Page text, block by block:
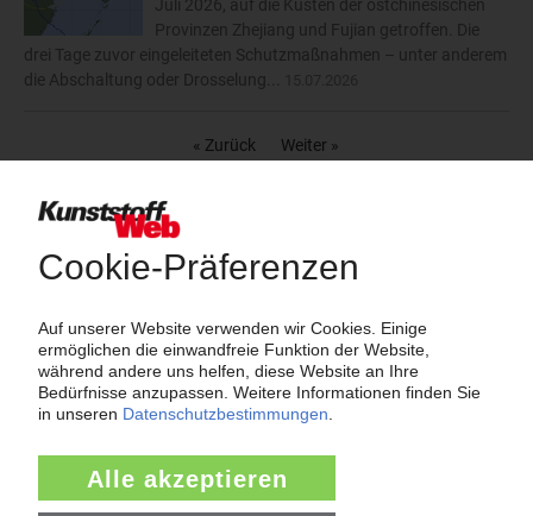
Juli 2026, auf die Küsten der ostchinesischen
Provinzen Zhejiang und Fujian getroffen. Die
drei Tage zuvor eingeleiteten Schutzmaßnahmen – unter anderem
die Abschaltung oder Drosselung...
« Zurück Weiter »
Nachrichten aus der Kunststoffbranche nach
Rubriken
4.511
Märkte
2.186
Werkstoffe, Produktion, Technik
108
Management
2.174
Namen und Köpfe
1.839
Branche